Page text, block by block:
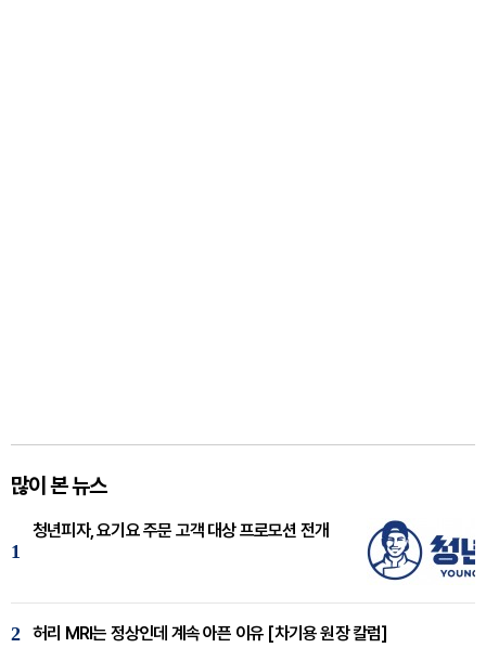
많이 본 뉴스
1
청년피자, 요기요 주문 고객 대상 프로모션 전개
2 허리 MRI는 정상인데 계속 아픈 이유 [차기용 원장 칼럼]